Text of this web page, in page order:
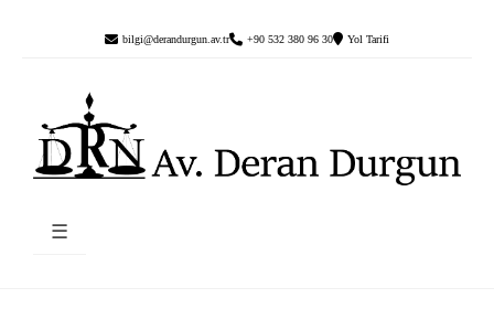
bilgi@derandurgun.av.tr +90 532 380 96 30 Yol Tarifi
☰